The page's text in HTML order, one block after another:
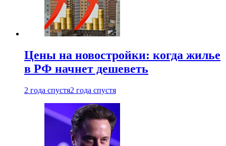
Цены на новостройки: когда жилье
в РФ начнет дешеветь
2 года спустя2 года спустя